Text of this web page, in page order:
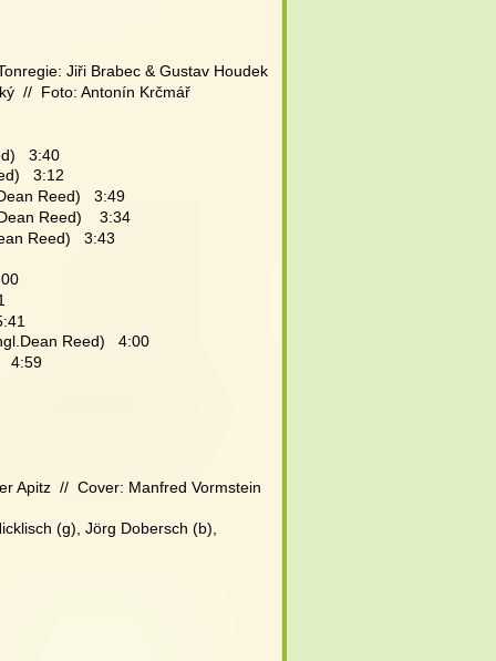
Jiři Brabec & Gustav Houdek
//  Foto: Antonín Krčmář
3:40
3:12
Reed)   3:49
Reed)    3:34
Reed)   3:43
Reed)   4:00
4:59
Apitz  //  Cover: Manfred Vormstein
(g), Jörg Dobersch (b),